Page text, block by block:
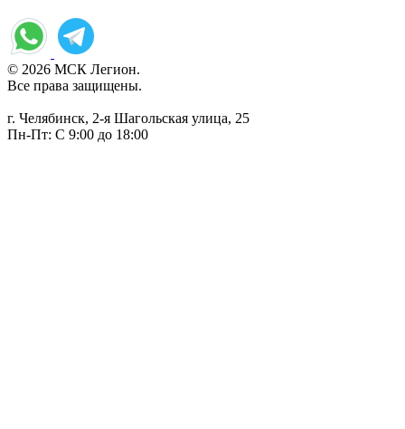
© 2026 МСК Легион.
Все права защищены.
г. Челябинск, 2-я Шагольская улица, 25
Пн-Пт: С 9:00 до 18:00